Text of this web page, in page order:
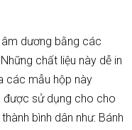
dương bằng các
chất liệu này dễ in
các mẫu hộp này
được sử dụng cho cho
bình dân như: Bánh